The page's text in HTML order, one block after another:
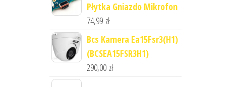
Płytka Gniazdo Mikrofon
74,99 zł
Bcs Kamera Ea15Fsr3(H1)
(BCSEA15FSR3H1)
290,00 zł